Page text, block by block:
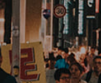
体)
文 (台灣)